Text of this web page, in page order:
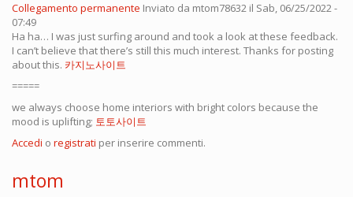
Collegamento permanente Inviato da mtom78632 il Sab, 06/25/2022 -
07:49
Ha ha… I was just surfing around and took a look at these feedback.
I can’t believe that there’s still this much interest. Thanks for posting
about this. 카지노사이트
=====
we always choose home interiors with bright colors because the
mood is uplifting; 토토사이트
Accedi o registrati per inserire commenti.
mtom